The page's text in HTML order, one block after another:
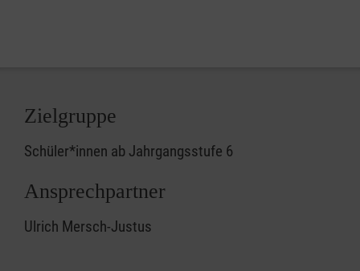
Zielgruppe
Schüler*innen ab Jahrgangsstufe 6
Ansprechpartner
Ulrich Mersch-Justus